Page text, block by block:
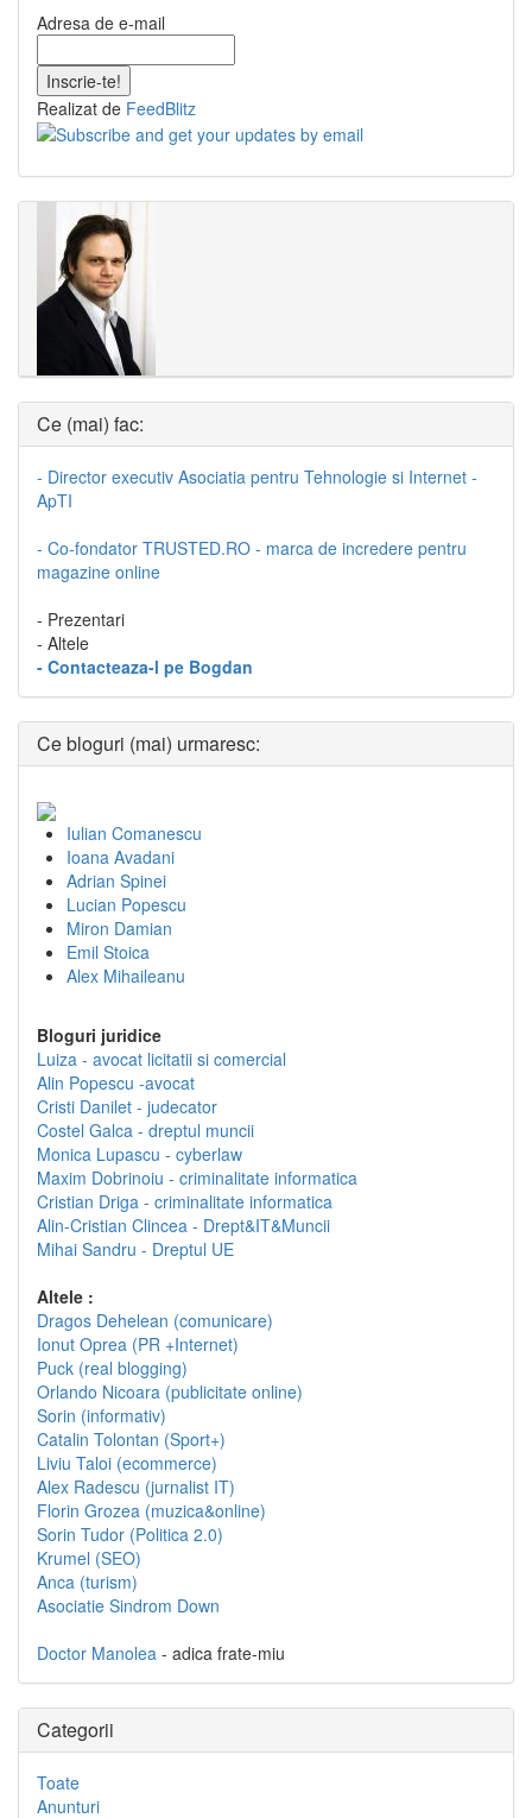
Adresa de e-mail
Realizat de FeedBlitz
Ce (mai) fac:
- Director executiv Asociatia pentru Tehnologie si Internet -
ApTI
- Co-fondator TRUSTED.RO - marca de incredere pentru
magazine online
- Prezentari
- Altele
- Contacteaza-l pe Bogdan
Ce bloguri (mai) urmaresc:
Iulian Comanescu
Ioana Avadani
Adrian Spinei
Lucian Popescu
Miron Damian
Emil Stoica
Alex Mihaileanu
Bloguri juridice
Luiza - avocat licitatii si comercial
Alin Popescu -avocat
Cristi Danilet - judecator
Costel Galca - dreptul muncii
Monica Lupascu - cyberlaw
Maxim Dobrinoiu - criminalitate informatica
Cristian Driga - criminalitate informatica
Alin-Cristian Clincea - Drept&IT&Muncii
Mihai Sandru - Dreptul UE
Altele :
Dragos Dehelean (comunicare)
Ionut Oprea (PR +Internet)
Puck (real blogging)
Orlando Nicoara (publicitate online)
Sorin (informativ)
Catalin Tolontan (Sport+)
Liviu Taloi (ecommerce)
Alex Radescu (jurnalist IT)
Florin Grozea (muzica&online)
Sorin Tudor (Politica 2.0)
Krumel (SEO)
Anca (turism)
Asociatie Sindrom Down
Doctor Manolea - adica frate-miu
Categorii
Toate
Anunturi